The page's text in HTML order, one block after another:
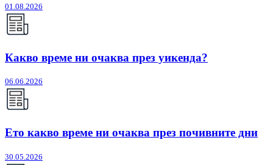
01.08.2026
Какво време ни очаква през уикенда?
06.06.2026
Ето какво време ни очаква през почивните дни
30.05.2026